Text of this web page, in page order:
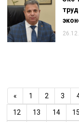
« 1 2 3
12 13 14 15